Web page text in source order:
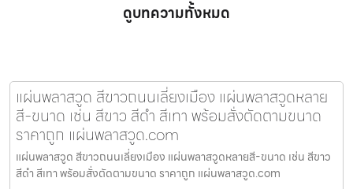
ดูบทความทั้งหมด
แผ่นพลาสวูด สีขาวถนนเลี่ยงเมือง แผ่นพลาสวูดหลาย
สี-ขนาด เช่น สีขาว สีดำ สีเทา พร้อมสั่งตัดตามขนาด
ราคาถูก แผ่นพลาสวูด.com
แผ่นพลาสวูด สีขาวถนนเลี่ยงเมือง แผ่นพลาสวูดหลายสี-ขนาด เช่น สีขาว
สีดำ สีเทา พร้อมสั่งตัดตามขนาด ราคาถูก แผ่นพลาสวูด.com